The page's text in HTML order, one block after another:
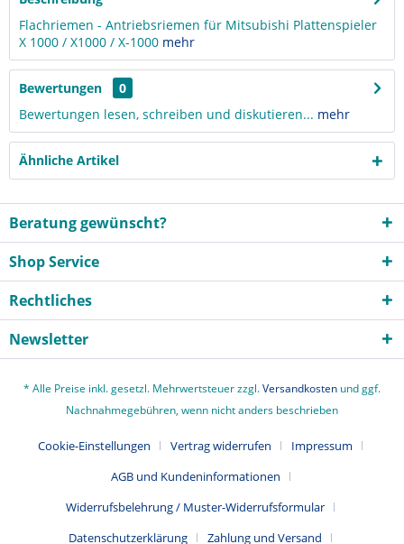
Flachriemen - Antriebsriemen für Mitsubishi Plattenspieler
X 1000 / X1000 / X-1000 mehr
Bewertungen
0
Bewertungen lesen, schreiben und diskutieren... mehr
Ähnliche Artikel
Beratung gewünscht?
Shop Service
Rechtliches
Newsletter
* Alle Preise inkl. gesetzl. Mehrwertsteuer zzgl.Versandkosten und ggf.
Nachnahmegebühren, wenn nicht anders beschrieben
Cookie-Einstellungen Vertrag widerrufen
Impressum
AGB und Kundeninformationen
Widerrufsbelehrung / Muster-Widerrufsformular
Datenschutzerklärung
Zahlung und Versand